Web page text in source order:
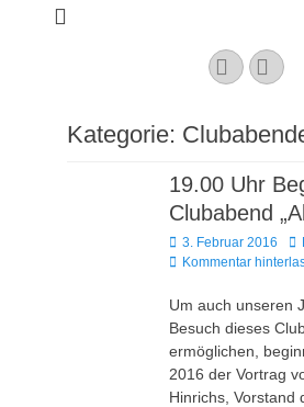
YouTube
Kategorie:
19.00 Uhr
Clubabend
Veröffentlicht
am
3. Februar 2016
Kommentar
Um auch unseren
Besuch dieses
ermöglichen,
2016 der Vortrag
Hinrichs, Vorstand